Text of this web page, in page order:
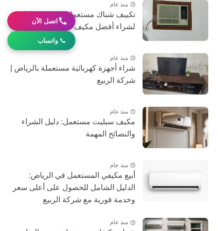
اتصل الآن
واتساب
منذ عام
تكييف شباك مستعمل: دليلك الشامل
لشراء أفضل مكيف مستعمل 2025
منذ عام
شراء أجهزة كهربائية مستعملة بالرياض |
شركة الربيع
منذ عام
مكيف سبليت مستعمل: دليل الشراء
والنصائح المهمة
منذ عام
أبيع مكيفي المستعمل في الرياض:
الدليل الشامل للحصول على أعلى سعر
وخدمة فورية مع شركة الربيع
منذ عام